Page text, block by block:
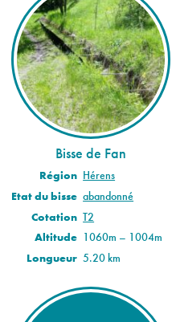
Bisse de Fan
Région Hérens
Etat du bisse abandonné
Cotation T2
Altitude 1060m – 1004m
Longueur 5.20 km